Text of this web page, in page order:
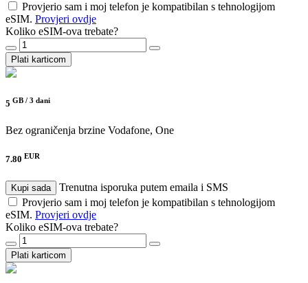
Provjerio sam i moj telefon je kompatibilan s tehnologijom
eSIM. Provjeri ovdje
Koliko eSIM-ova trebate?
Plati karticom
5 GB / 3 dani
Bez ograničenja brzine Vodafone, One
7.80 EUR
Kupi sada
Trenutna isporuka putem emaila i SMS
Provjerio sam i moj telefon je kompatibilan s tehnologijom
eSIM. Provjeri ovdje
Koliko eSIM-ova trebate?
Plati karticom